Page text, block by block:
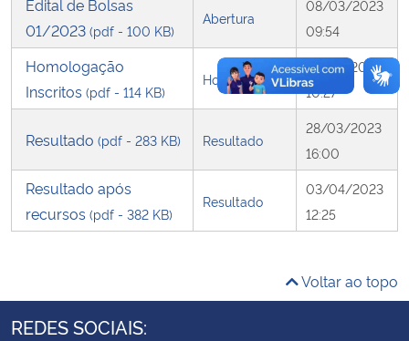
Secretaria-Geral
Secretaria de Governo
Gabinete de Segurança Institucional
Advocacia-Geral da União
Banco Central do Brasil
Edital de Bolsas
01/2023 (pdf - 100 KB)
Abertura
08/03/2023
09:54
Homologação
Inscritos (pdf - 114 KB)
Homologação
22/03/2023
10:27
Resultado (pdf - 283 KB) Resultado
28/03/2023
16:00
Resultado após
recursos (pdf - 382 KB)
Resultado
03/04/2023
12:25
Voltar ao topo
REDES SOCIAIS: